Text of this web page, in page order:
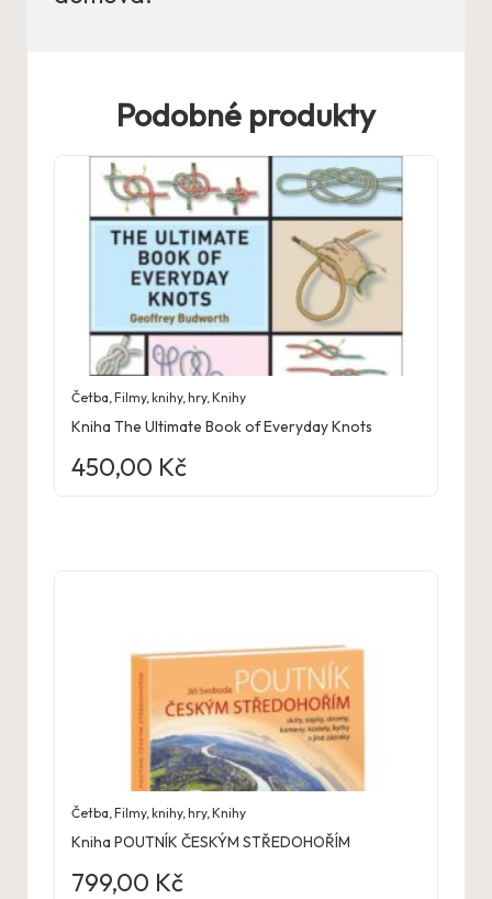
Podobné produkty
Četba,Filmy, knihy, hry,Knihy
Kniha The Ultimate Book of Everyday Knots
450,00 Kč
Četba,Filmy, knihy, hry,Knihy
Kniha POUTNÍK ČESKÝM STŘEDOHOŘÍM
799,00 Kč